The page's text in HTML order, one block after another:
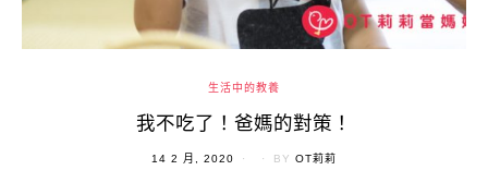
生活中的教養
我不吃了！爸媽的對策！
POSTED
14 2 月, 2020 BY OT莉莉